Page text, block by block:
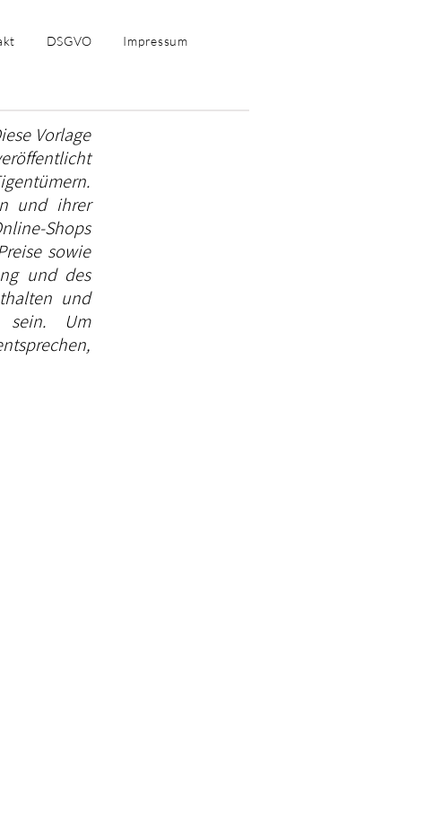
DSGVO Impressum
Vorlage
und ihrer
Shops
sowie
und des
und
sein. Um